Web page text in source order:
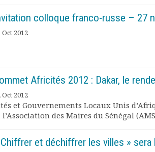
colloque franco-russe – 27
Oct 2012
Africités 2012 : Dakar, le
Oct 2012
et Gouvernements Locaux Unis
l’Association des Maires du Sénégal
et déchiffrer les villes » sera